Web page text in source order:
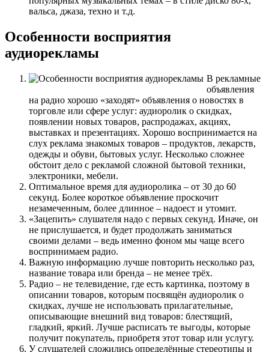
вальса, джаза, техно и т.д.
Особенности восприятия
аудиорекламы
В рекламные
объявления
на радио хорошо «заходят» объявления о новостях в
торговле или сфере услуг: аудиоролик о скидках,
появлении новых товаров, распродажах, акциях,
выставках и презентациях. Хорошо воспринимается на
слух реклама знакомых товаров – продуктов, лекарств,
одежды и обуви, бытовых услуг. Несколько сложнее
обстоит дело с рекламой сложной бытовой техники,
электроники, мебели.
Оптимальное время для аудиоролика – от 30 до 60
секунд. Более короткое объявление проскочит
незамеченным, более длинное – надоест и утомит.
«Зацепить» слушателя надо с первых секунд. Иначе, он
не прислушается, и будет продолжать заниматься
своими делами – ведь именно фоном мы чаще всего
воспринимаем радио.
Важную информацию лучше повторить несколько раз,
название товара или бренда – не менее трёх.
Радио – не телевидение, где есть картинка, поэтому в
описании товаров, которым посвящён аудиоролик о
скидках, лучше не использовать прилагательные,
описывающие внешний вид товаров: блестящий,
гладкий, яркий. Лучше расписать те выгоды, которые
получит покупатель, приобретя этот товар или услугу.
У слушателей сложились определённые стереотипы и